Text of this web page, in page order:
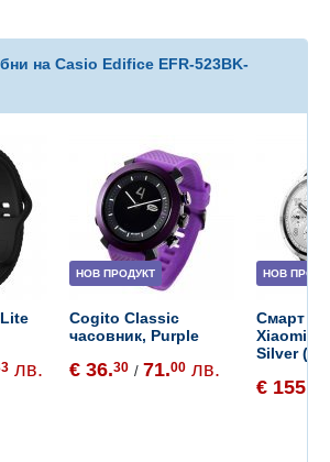
на Casio Edifice EFR-523BK-
лв.
НОВ ПРОДУКТ
Cogito Classic
часовник, Purple
€ 36.30 / 71.00 лв.
НОВ
Смарт
Xiaomi
Silver
€ 155.